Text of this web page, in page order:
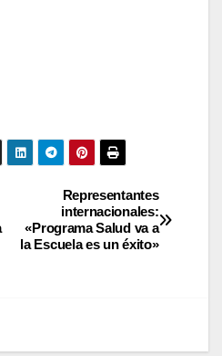
Representantes
internacionales:
«Programa Salud va a
la Escuela es un éxito»